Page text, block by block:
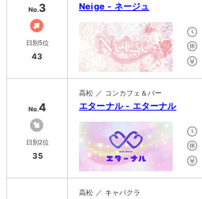
No.3
日別5位
43
Neige - ネージュ
No.4
日別2位
35
高松 ／ コンカフェ＆バー
エターナル - エターナル
高松 ／ キャバクラ